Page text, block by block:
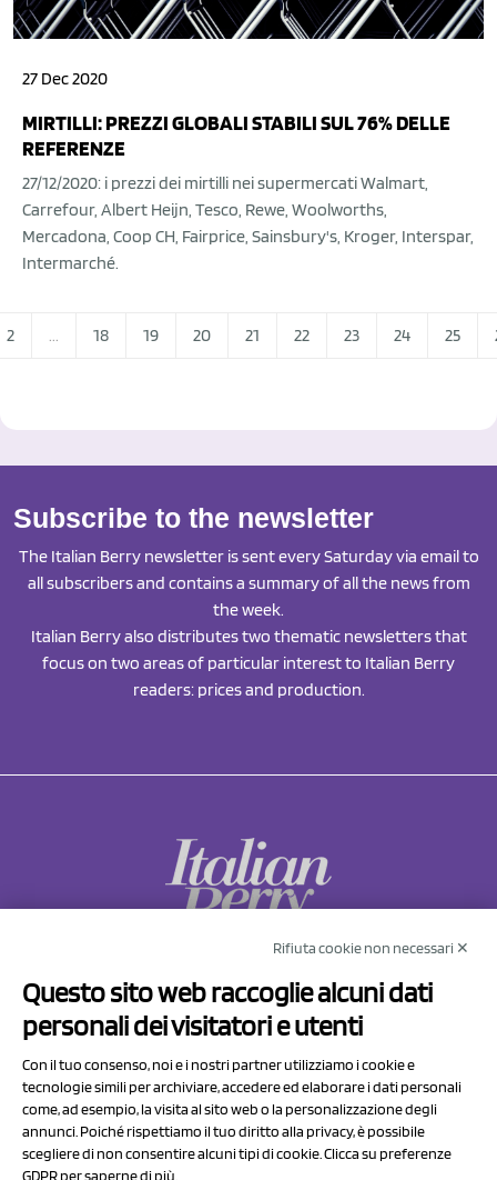
27 Dec 2020
MIRTILLI: PREZZI GLOBALI STABILI SUL 76% DELLE
REFERENZE
27/12/2020: i prezzi dei mirtilli nei supermercati Walmart,
Carrefour, Albert Heijn, Tesco, Rewe, Woolworths,
Mercadona, Coop CH, Fairprice, Sainsbury's, Kroger, Interspar,
Intermarché.
2 ... 18 19 20 21 22 23 24 25
Subscribe to the newsletter
The Italian Berry newsletter is sent every Saturday via email to
all subscribers and contains a summary of all the news from
the week.
Italian Berry also distributes two thematic newsletters that
focus on two areas of particular interest to Italian Berry
readers: prices and production.
Via Prov.le Sassuolo Vignola 315/1
41057 Spilamberto (MO)
P.I/C.F. 01041460369
REA: MO 208553
Rifiuta cookie non necessari ✕
Questo sito web raccoglie alcuni dati
personali dei visitatori e utenti
Con il tuo consenso, noi e i nostri partner utilizziamo i cookie e
tecnologie simili per archiviare, accedere ed elaborare i dati personali
come, ad esempio, la visita al sito web o la personalizzazione degli
annunci. Poiché rispettiamo il tuo diritto alla privacy, è possibile
scegliere di non consentire alcuni tipi di cookie. Clicca su preferenze
GDPR per saperne di più.